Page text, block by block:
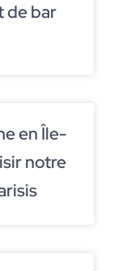
de bar
en Île-
notre